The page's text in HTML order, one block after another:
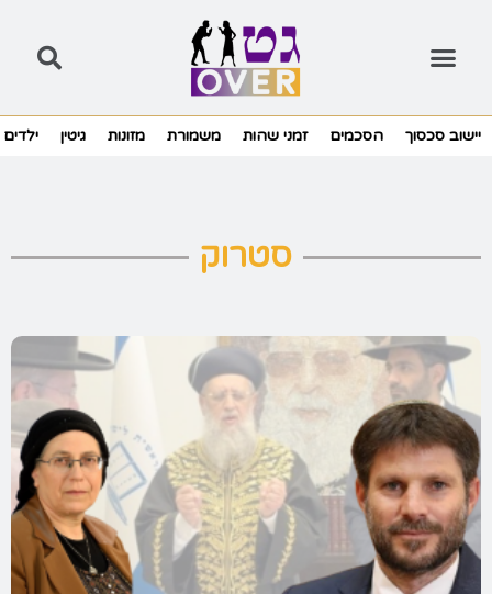
יישוב סכסוך הסכמים זמני שהות משמורת מזונות גיטין ילדים
סטרוק